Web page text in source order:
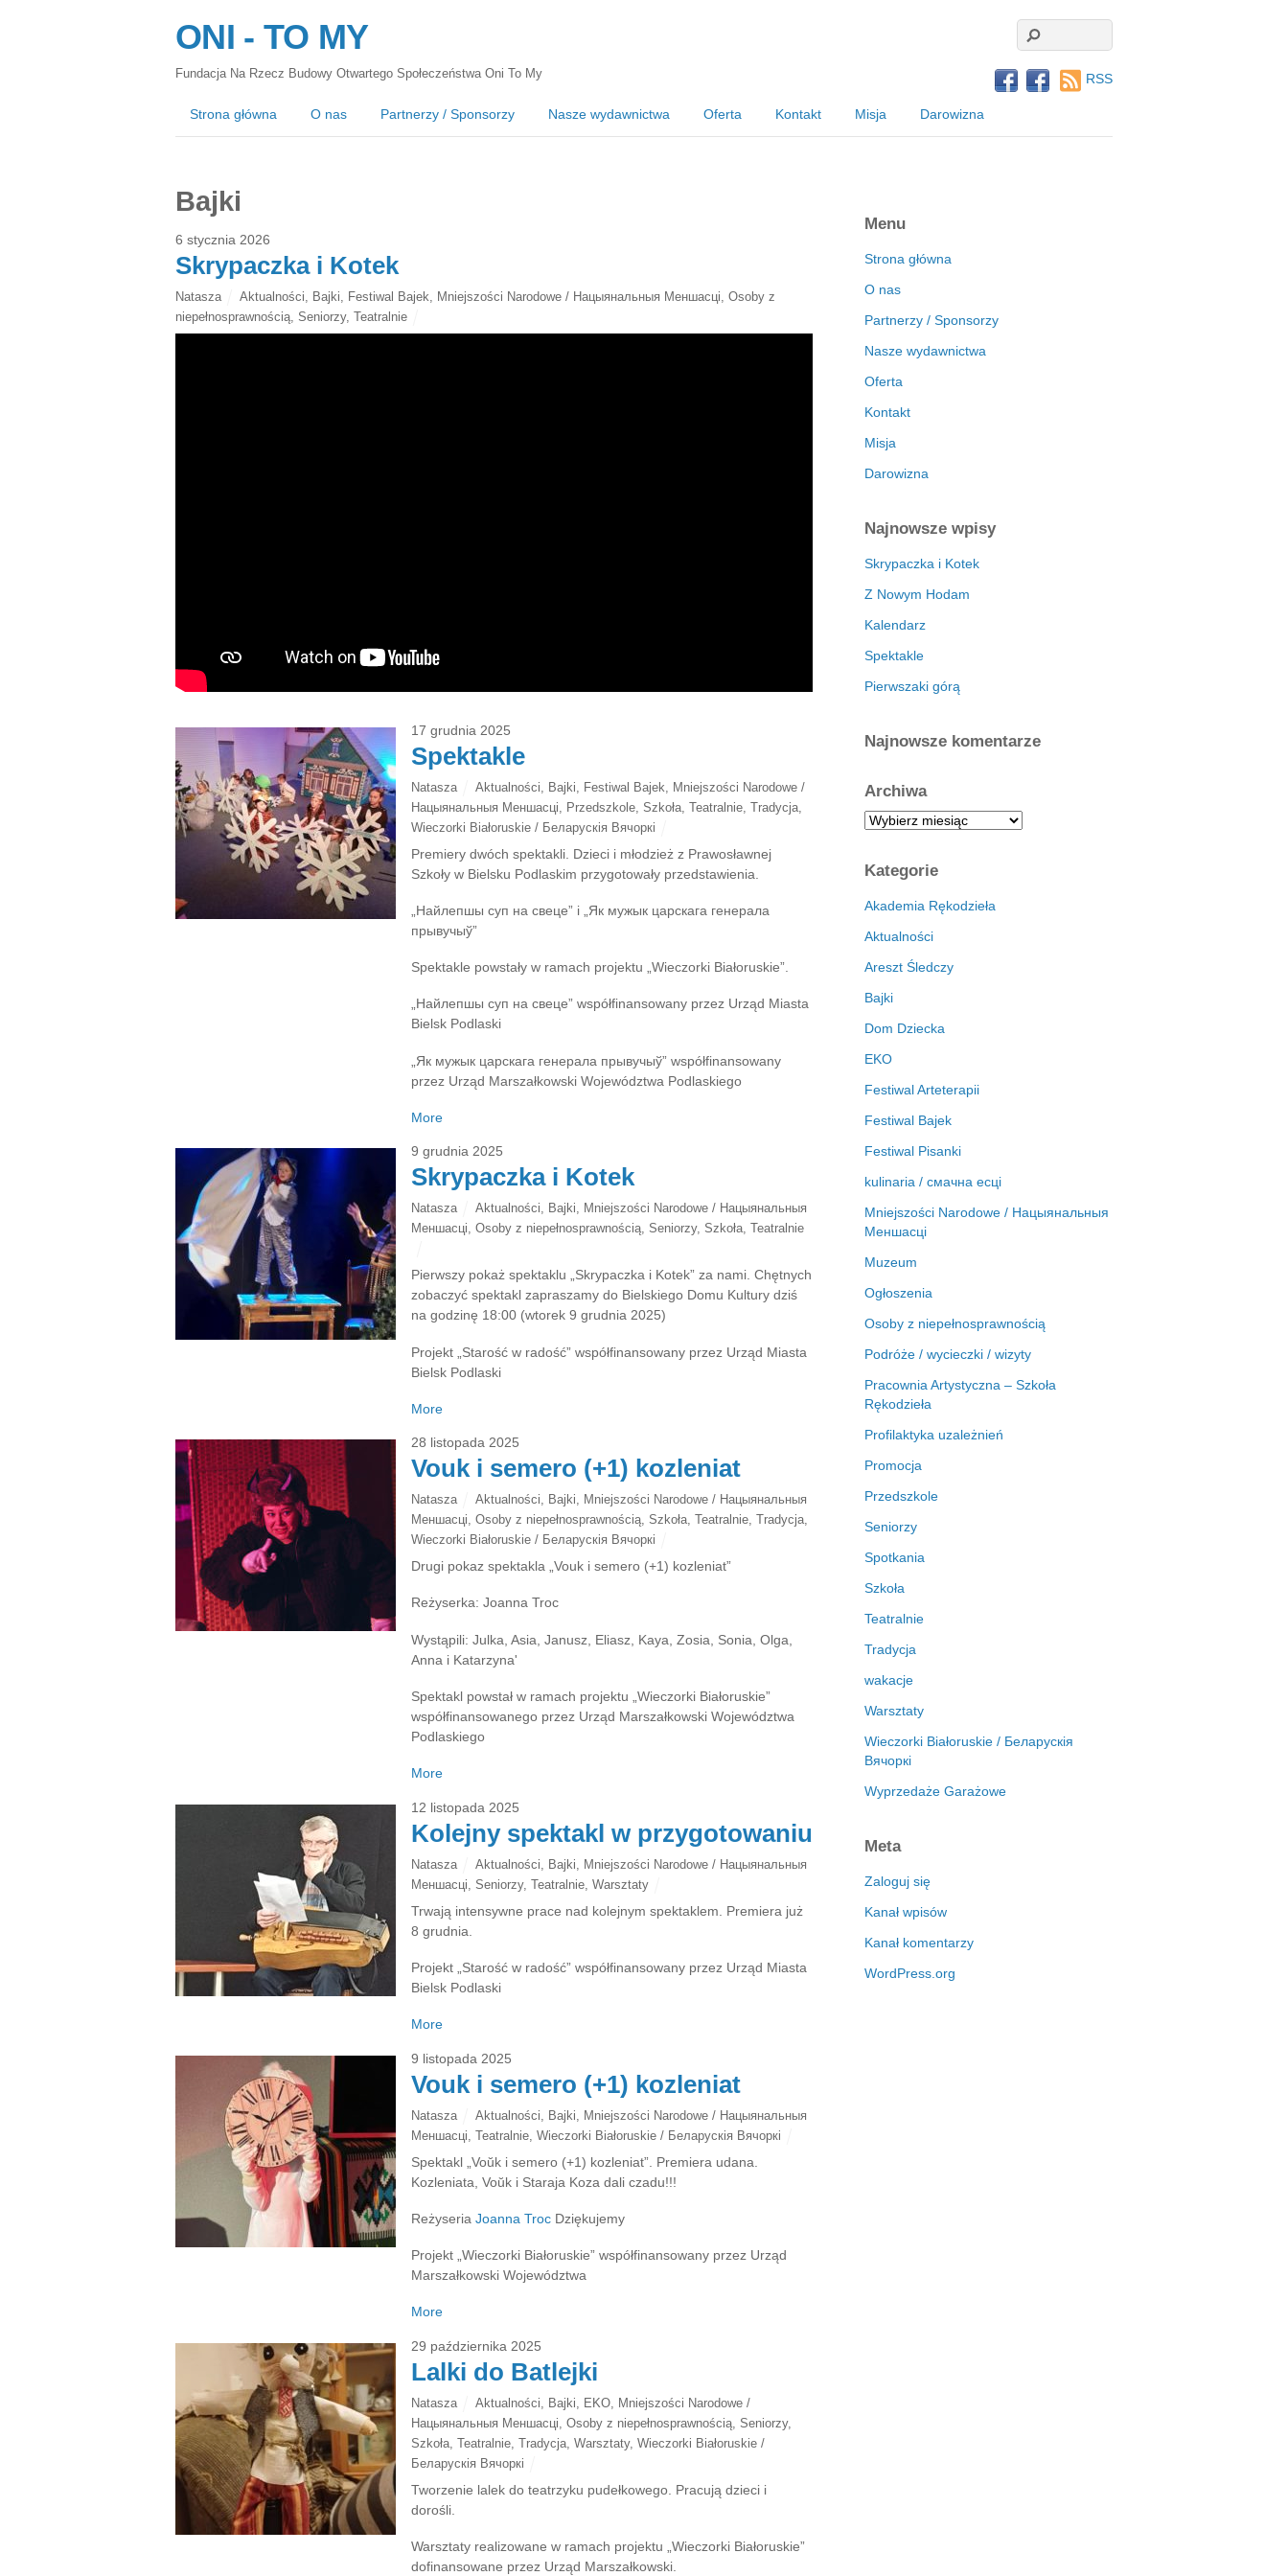
ONI - TO MY
Fundacja Na Rzecz Budowy Otwartego Społeczeństwa Oni To My
Strona główna O nas Partnerzy / Sponsorzy Nasze wydawnictwa Oferta Kontakt Misja Darowizna
RSS
Bajki
6 stycznia 2026
Skrypaczka i Kotek
Natasza Aktualności, Bajki, Festiwal Bajek, Mniejszości Narodowe / Нацыянальныя Меншасці, Osoby z
niepełnosprawnością, Seniorzy, Teatralnie
17 grudnia 2025
Spektakle
Natasza Aktualności Bajki Festiwal Bajek
Mniejszości Narodowe /
Нацыянальныя Меншасці
Przedszkole Szkoła Teatralnie Tradycja
Wieczorki Białoruskie / Беларускія Вячоркі
Premiery dwóch spektakli. Dzieci i młodzież z Prawosławnej
Szkoły w Bielsku Podlaskim przygotowały przedstawienia.
„Найлепшы суп на свеце” і „Як мужык царскага генерала
прывучыў”
Spektakle powstały w ramach projektu „Wieczorki Białoruskie”.
„Найлепшы суп на свеце” współfinansowany przez Urząd Miasta
Bielsk Podlaski
„Як мужык царскага генерала прывучыў” współfinansowany
przez Urząd Marszałkowski Województwa Podlaskiego
More
9 grudnia 2025
Skrypaczka i Kotek
Natasza Aktualności, Bajki, Mniejszości Narodowe / Нацыянальныя
Меншасці, Osoby z niepełnosprawnością, Seniorzy, Szkoła, Teatralnie
Pierwszy pokaż spektaklu „Skrypaczka i Kotek” za nami. Chętnych
zobaczyć spektakl zapraszamy do Bielskiego Domu Kultury dziś
na godzinę 18:00 (wtorek 9 grudnia 2025)
Projekt „Starość w radość” współfinansowany przez Urząd Miasta
Bielsk Podlaski
More
28 listopada 2025
Vouk i semero (+1) kozleniat
Natasza Aktualności, Bajki, Mniejszości Narodowe / Нацыянальныя
Меншасці, Osoby z niepełnosprawnością, Szkoła, Teatralnie, Tradycja,
Wieczorki Białoruskie / Беларускія Вячоркі
Drugi pokaz spektakla „Vouk i semero (+1) kozleniat”
Reżyserka: Joanna Troc
Wystąpili: Julka, Asia, Janusz, Eliasz, Kaya, Zosia, Sonia, Olga,
Anna i Katarzyna'
Spektakl powstał w ramach projektu „Wieczorki Białoruskie”
współfinansowanego przez Urząd Marszałkowski Województwa
Podlaskiego
More
12 listopada 2025
Kolejny spektakl w przygotowaniu
Natasza Aktualności Bajki
Mniejszości Narodowe / Нацыянальныя
Меншасці Seniorzy, Teatralnie Warsztaty
Trwają intensywne prace nad kolejnym spektaklem. Premiera już
8 grudnia.
Projekt „Starość w radość” współfinansowany przez Urząd Miasta
Bielsk Podlaski
More
9 listopada 2025
Vouk i semero (+1) kozleniat
Natasza Aktualności Bajki
Mniejszości Narodowe / Нацыянальныя
Меншасці Teatralnie Wieczorki Białoruskie / Беларускія Вячоркі
Spektakl „Voŭk i semero (+1) kozleniat”. Premiera udana.
Kozleniata, Voŭk i Staraja Koza dali czadu!!!
Reżyseria Joanna Troc Dziękujemy
Projekt „Wieczorki Białoruskie” współfinansowany przez Urząd
Marszałkowski Województwa
More
29 października 2025
Lalki do Batlejki
Natasza Aktualności Bajki EKO, Mniejszości Narodowe /
Нацыянальныя Меншасці Osoby z niepełnosprawnością Seniorzy,
Szkoła Teatralnie Tradycja Warsztaty, Wieczorki Białoruskie /
Беларускія Вячоркі
Tworzenie lalek do teatrzyku pudełkowego. Pracują dzieci i
dorośli.
Warsztaty realizowane w ramach projektu „Wieczorki Białoruskie”
dofinansowane przez Urząd Marszałkowski.
Menu
Strona główna
O nas
Partnerzy / Sponsorzy
Nasze wydawnictwa
Oferta
Kontakt
Misja
Darowizna
Najnowsze wpisy
Skrypaczka i Kotek
Z Nowym Hodam
Kalendarz
Spektakle
Pierwszaki górą
Najnowsze komentarze
Archiwa
A
h
i
a
Kategorie
Akademia Rękodzieła
Aktualności
Areszt Śledczy
Bajki
Dom Dziecka
EKO
Festiwal Arteterapii
Festiwal Bajek
Festiwal Pisanki
kulinaria / смачна есці
Mniejszości Narodowe / Нацыянальныя
Меншасці
Muzeum
Ogłoszenia
Osoby z niepełnosprawnością
Podróże / wycieczki / wizyty
Pracownia Artystyczna – Szkoła
Rękodzieła
Profilaktyka uzależnień
Promocja
Przedszkole
Seniorzy
Spotkania
Szkoła
Teatralnie
Tradycja
wakacje
Warsztaty
Wieczorki Białoruskie / Беларускія
Вячоркі
Wyprzedaże Garażowe
Meta
Zaloguj się
Kanał wpisów
Kanał komentarzy
WordPress.org